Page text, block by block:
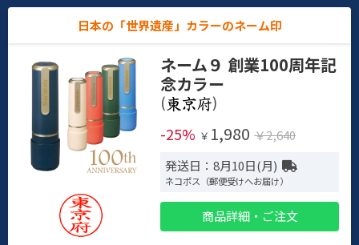
日本の「世界遺産」カラーのネーム印
ネーム９ 創業100周年記
念カラー
(
)
-25% ￥ 1,980 ￥2,640
発送日：8月10日(月)
ネコポス（郵便受けへお届け）
商品詳細・ご注文